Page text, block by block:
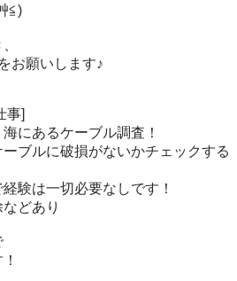
≦)
お願いします♪
事]
にあるケーブル調査！
ブルに破損がないかチェックする
験は一切必要なしです！
どあり